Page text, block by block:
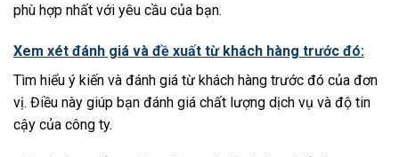
phù hợp nhất với yêu cầu của bạn.
Xem xét đánh giá và đề xuất từ khách hàng trước đó:
Tìm hiểu ý kiến và đánh giá từ khách hàng trước đó của đơn
vị. Điều này giúp bạn đánh giá chất lượng dịch vụ và độ tin
cậy của công ty.